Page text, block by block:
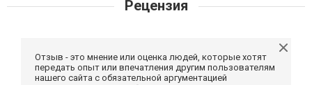
Рецензия
Отзыв - это мнение или оценка людей, которые хотят
передать опыт или впечатления другим пользователям
нашего сайта с обязательной аргументацией